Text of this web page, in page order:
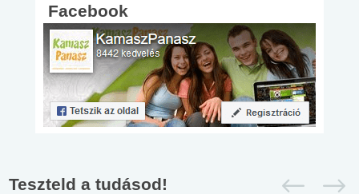
Facebook
Teszteld a tudásod!